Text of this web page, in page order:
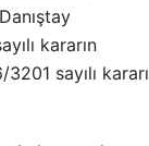
kararın
sayılı kararı